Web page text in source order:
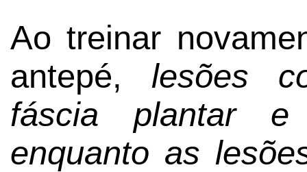
Ao treinar
antepé, lesões
fáscia plantar e
enquanto as